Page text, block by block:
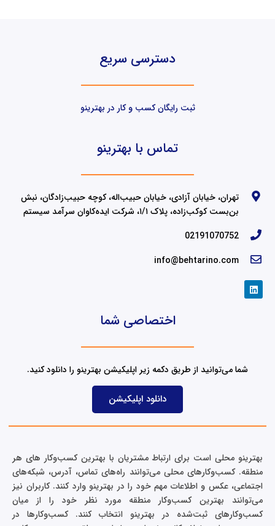
دسترسی سریع
ثبت رایگان کسب و کار در بهترینو
تماس با بهترینو
تهران، خیابان آزادی، خیابان حبیب‌اله، کوچه حبیب‌زادگان، نبش
بن‌بست کوکب‌زاده، پلاک ۱/۱، شرکت ایده‌کاوان سرآمد سیستم
02191070752
info@behtarino.com
L
i
n
اختصاصی شما
شما می‌توانید از طریق دکمه زیر اپلیکیشن بهترینو را دانلود کنید.
دانلود اپلیکیشن
بهترینو محلی است برای ارتباط مشتریان با بهترین کسب‌وکار های هر
منطقه. کسب‌وکارهای محلی می‌توانند راه‌های تماس، آدرس، شبکه‌های
اجتماعی، عکس و اطلاعات مهم خود را در بهترینو وارد کنند. کاربران نیز
می‌توانند بهترین کسب‌وکار منطقه مورد نظر خود را از میان
کسب‌وکارهای ثبت‌شده در بهترینو انتخاب کنند. کسب‌وکارها در